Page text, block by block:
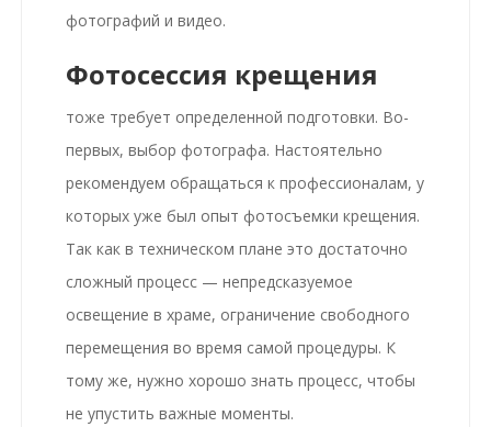
фотографий и видео.
Фотосессия крещения
тоже требует определенной подготовки. Во-
первых, выбор фотографа. Настоятельно
рекомендуем обращаться к профессионалам, у
которых уже был опыт фотосъемки крещения.
Так как в техническом плане это достаточно
сложный процесс — непредсказуемое
освещение в храме, ограничение свободного
перемещения во время самой процедуры. К
тому же, нужно хорошо знать процесс, чтобы
не упустить важные моменты.